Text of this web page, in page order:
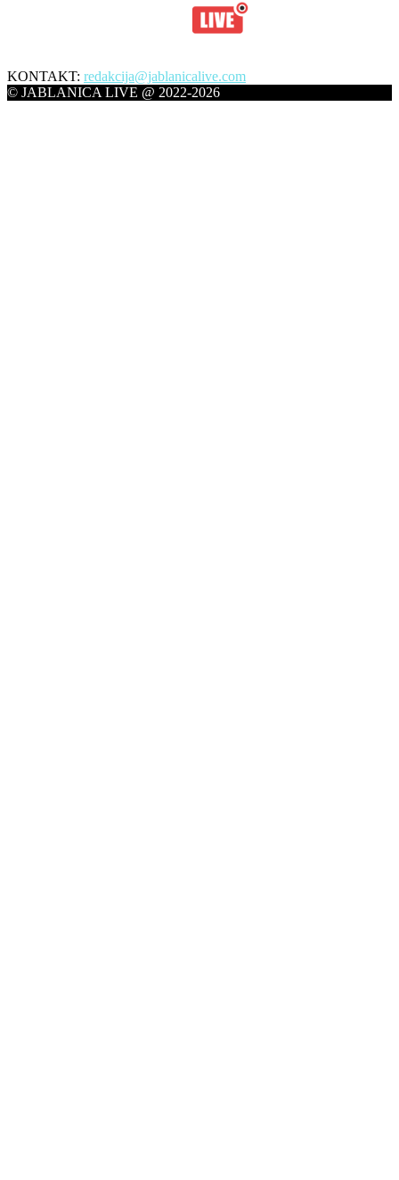
KONTAKT: redakcija@jablanicalive.com
© JABLANICA LIVE @ 2022-2026